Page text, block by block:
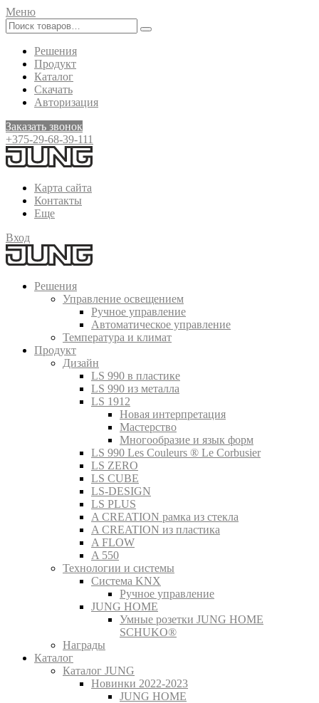
Меню
Решения
Продукт
Каталог
Скачать
Авторизация
Заказать звонок
+375-29-68-39-111
Карта сайта
Контакты
Еще
Вход
Решения
Управление освещением
Ручное управление
Автоматическое управление
Температура и климат
Продукт
Дизайн
LS 990 в пластике
LS 990 из металла
LS 1912
Новая интерпретация
Мастерство
Многообразие и язык форм
LS 990 Les Couleurs ® Le Corbusier
LS ZERO
LS CUBE
LS-DESIGN
LS PLUS
A CREATION рамка из стекла
A CREATION из пластика
A FLOW
A 550
Технологии и системы
Система KNX
Ручное управление
JUNG HOME
Умные розетки JUNG HOME
SCHUKO®
Награды
Каталог
Каталог JUNG
Новинки 2022-2023
JUNG HOME